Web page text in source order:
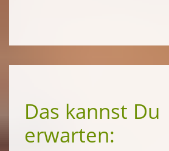
Das kannst Du
erwarten: